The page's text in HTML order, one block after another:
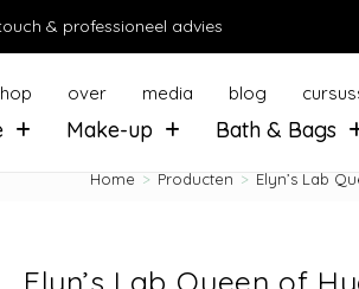
& professioneel advies
over media blog
Make-up Bath & Bags
Home > Producten > Elyn’s Lab
Elyn’s Lab Queen of